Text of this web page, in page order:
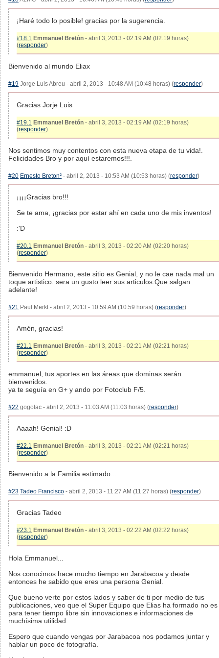
¡Haré todo lo posible! gracias por la sugerencia.
#18.1 Emmanuel Bretón - abril 3, 2013 - 02:19 AM (02:19 horas)
(responder)
Bienvenido al mundo Eliax
#19 Jorge Luis Abreu - abril 2, 2013 - 10:48 AM (10:48 horas) (responder)
Gracias Jorje Luis
#19.1 Emmanuel Bretón - abril 3, 2013 - 02:19 AM (02:19 horas)
(responder)
Nos sentimos muy contentos con esta nueva etapa de tu vida!.
Felicidades Bro y por aquí estaremos!!!.
#20 Ernesto Breton² - abril 2, 2013 - 10:53 AM (10:53 horas) (responder)
¡¡¡¡Gracias bro!!!
Se te ama, ¡gracias por estar ahí en cada uno de mis inventos!
:'D
#20.1 Emmanuel Bretón - abril 3, 2013 - 02:20 AM (02:20 horas)
(responder)
Bienvenido Hermano, este sitio es Genial, y no le cae nada mal un
toque artistico. sera un gusto leer sus articulos.Que salgan
adelante!
#21 Paul Merkt - abril 2, 2013 - 10:59 AM (10:59 horas) (responder)
Amén, gracias!
#21.1 Emmanuel Bretón - abril 3, 2013 - 02:21 AM (02:21 horas)
(responder)
emmanuel, tus aportes en las áreas que dominas serán
bienvenidos.
ya te seguía en G+ y ando por Fotoclub F/5.
#22 gogolac - abril 2, 2013 - 11:03 AM (11:03 horas) (responder)
Aaaah! Genial! :D
#22.1 Emmanuel Bretón - abril 3, 2013 - 02:21 AM (02:21 horas)
(responder)
Bienvenido a la Familia estimado...
#23 Tadeo Francisco - abril 2, 2013 - 11:27 AM (11:27 horas) (responder)
Gracias Tadeo
#23.1 Emmanuel Bretón - abril 3, 2013 - 02:22 AM (02:22 horas)
(responder)
Hola Emmanuel...
Nos conocimos hace mucho tiempo en Jarabacoa y desde
entonces he sabido que eres una persona Genial.
Que bueno verte por estos lados y saber de ti por medio de tus
publicaciones, veo que el Super Equipo que Elias ha formado no es
para tener tiempo libre sin innovaciones e informaciones de
muchísima utilidad.
Espero que cuando vengas por Jarabacoa nos podamos juntar y
hablar un poco de fotografía.